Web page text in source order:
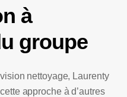
à
groupe
nettoyage, Laurenty
approche à d’autres